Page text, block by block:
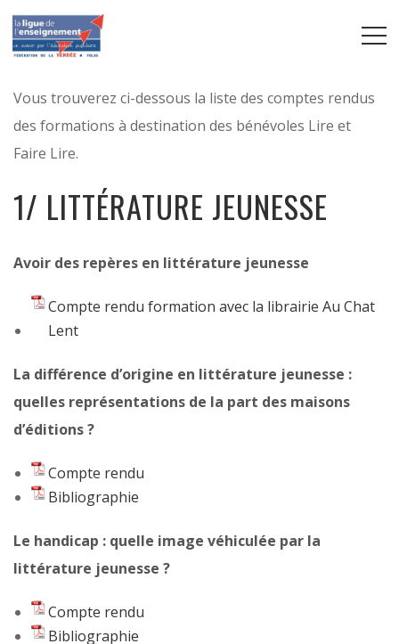
Vous trouverez ci-dessous la liste des comptes rendus
des formations à destination des bénévoles Lire et
Faire Lire.
1/ LITTÉRATURE JEUNESSE
Avoir des repères en littérature jeunesse
Compte rendu formation avec la librairie Au Chat
Lent
La différence d’origine en littérature jeunesse :
quelles représentations de la part des maisons
d’éditions ?
Compte rendu
Bibliographie
Le handicap : quelle image véhiculée par la
littérature jeunesse ?
Compte rendu
Bibliographie